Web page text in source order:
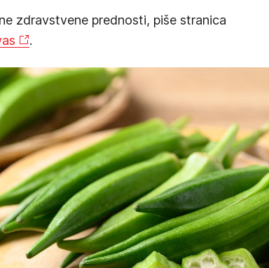
zdravstvene prednosti, piše stranica
.